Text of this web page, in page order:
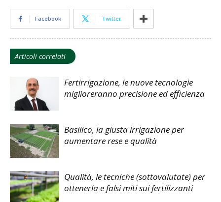
Facebook Twitter
Articoli correlati
Fertirrigazione, le nuove tecnologie
miglioreranno precisione ed efficienza
Basilico, la giusta irrigazione per
aumentare rese e qualità
Qualità, le tecniche (sottovalutate) per
ottenerla e falsi miti sui fertilizzanti